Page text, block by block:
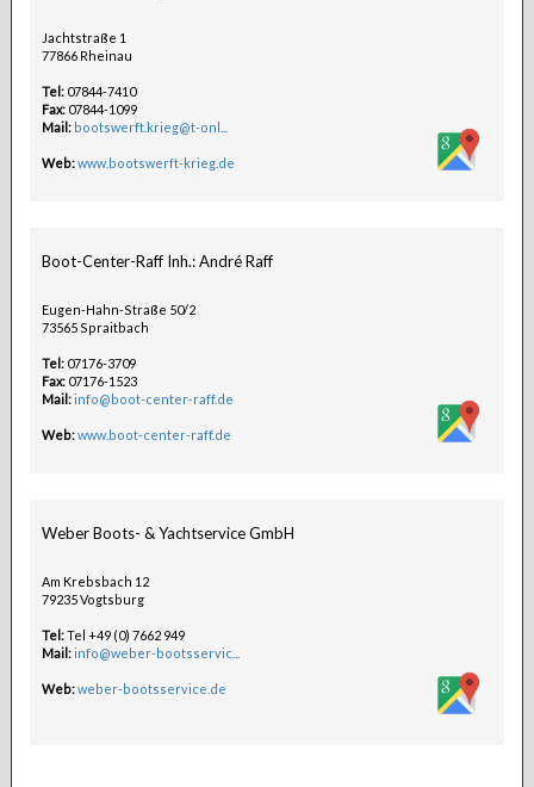
Jachtstraße 1
77866 Rheinau
Tel:07844-7410
Fax:07844-1099
Mail: bootswerft.krieg@t-onl...
Web:www.bootswerft-krieg.de
Boot-Center-Raff Inh.: André Raff
Eugen-Hahn-Straße 50/2
73565 Spraitbach
Tel:07176-3709
Fax:07176-1523
Mail:info@boot-center-raff.de
Web:www.boot-center-raff.de
Weber Boots- & Yachtservice GmbH
Am Krebsbach 12
79235 Vogtsburg
Tel:Tel +49 (0) 7662 949
Mail:info@weber-bootsservic...
Web:weber-bootsservice.de